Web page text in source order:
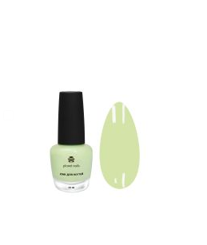
Planet Nails
ЦВЕТ